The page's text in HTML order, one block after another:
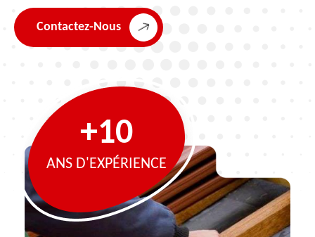
Contactez-Nous
+10
ANS D'EXPÉRIENCE